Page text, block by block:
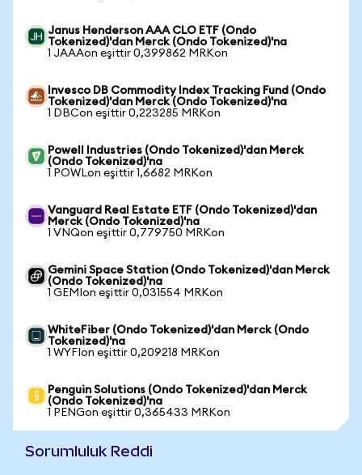
Janus Henderson AAA CLO ETF (Ondo
Tokenized)'dan Merck (Ondo Tokenized)'na
1 JAAAon eşittir 0,399862 MRKon
Invesco DB Commodity Index Tracking Fund (Ondo
Tokenized)'dan Merck (Ondo Tokenized)'na
1 DBCon eşittir 0,223285 MRKon
Powell Industries (Ondo Tokenized)'dan Merck
(Ondo Tokenized)'na
1 POWLon eşittir 1,6682 MRKon
Vanguard Real Estate ETF (Ondo Tokenized)'dan
Merck (Ondo Tokenized)'na
1 VNQon eşittir 0,779750 MRKon
Gemini Space Station (Ondo Tokenized)'dan Merck
(Ondo Tokenized)'na
1 GEMIon eşittir 0,031554 MRKon
WhiteFiber (Ondo Tokenized)'dan Merck (Ondo
Tokenized)'na
1 WYFIon eşittir 0,209218 MRKon
Penguin Solutions (Ondo Tokenized)'dan Merck
(Ondo Tokenized)'na
1 PENGon eşittir 0,365433 MRKon
Sorumluluk Reddi